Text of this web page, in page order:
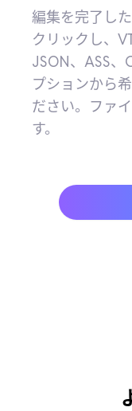
編集を完了し
クリックし、
JSON、ASS、
プションから
ださい。ファ
す。